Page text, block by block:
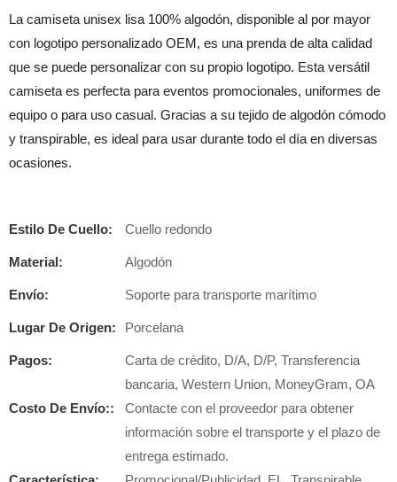
La camiseta unisex lisa 100% algodón, disponible al por mayor
con logotipo personalizado OEM, es una prenda de alta calidad
que se puede personalizar con su propio logotipo. Esta versátil
camiseta es perfecta para eventos promocionales, uniformes de
equipo o para uso casual. Gracias a su tejido de algodón cómodo
y transpirable, es ideal para usar durante todo el día en diversas
ocasiones.
Estilo De Cuello: Cuello redondo
Material: Algodón
Envío: Soporte para transporte marítimo
Lugar De Origen: Porcelana
Pagos:
Carta de crédito, D/A, D/P, Transferencia
bancaria, Western Union, MoneyGram, OA
Costo De Envío::
Contacte con el proveedor para obtener
información sobre el transporte y el plazo de
entrega estimado.